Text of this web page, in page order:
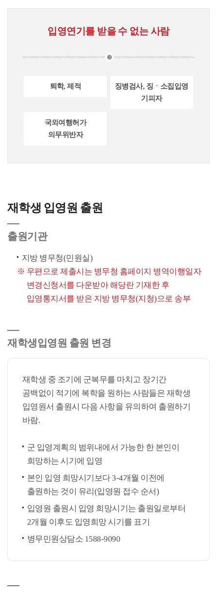
입영연기를 받을 수 없는 사람
퇴학, 제적
징병검사, 징ㆍ소집입영
기피자
국외여행허가
의무위반자
재학생 입영원 출원
출원기관
지방 병무청(민원실)
우편으로 제출시는 병무청 홈페이지 병역이행일자
변경신청서를 다운받아 해당란 기재한 후
입영통지서를 받은 지방 병무청(지청)으로 송부
재학생입영원 출원 변경
재학생 중 조기에 군복무를 마치고 장기간
공백없이 적기에 복학을 원하는 사람들은 재학생
입영원서 출원시 다음 사항을 유의하여 출원하기
바람.
군 입영계획의 범위내에서 가능한 한 본인이
희망하는 시기에 입영
본인 입영 희망시기보다 3-4개월 이전에
출원하는 것이 유리(입영원 접수 순서)
입영원 출원시 입영 희망시기는 출원일로부터
2개월 이후도 입영희망 시기를 표기
병무민원상담소 1588-9090